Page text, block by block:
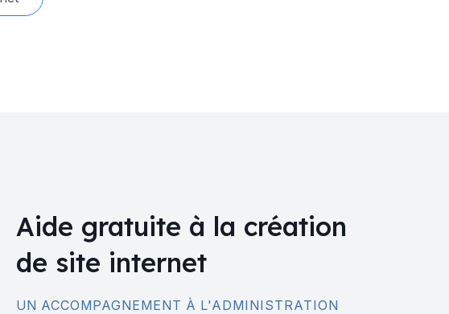
Aide gratuite à la création
de site internet
UN ACCOMPAGNEMENT À L'ADMINISTRATION